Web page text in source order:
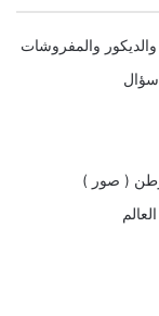
والمفروشات
( صور )